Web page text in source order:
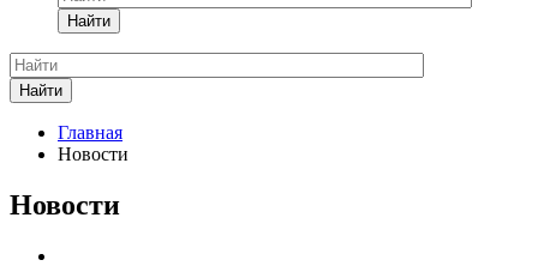
Найти
Найти
Главная
Новости
Новости